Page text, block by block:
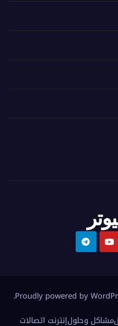
Proudly powered by
.
مشاكل وحلولإنترنت اتصالات